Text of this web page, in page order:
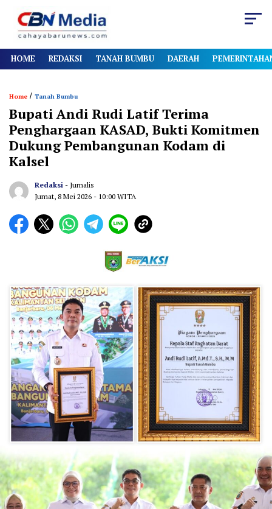
HOME REDAKSI TANAH BUMBU DAERAH
Home / Tanah Bumbu
Bupati Andi Rudi Latif Terima
Penghargaan KASAD, Bukti Komitmen
Dukung Pembangunan Kodam di
Kalsel
Redaksi - Jurnalis
Jumat, 8 Mei 2026 - 10:00 WITA